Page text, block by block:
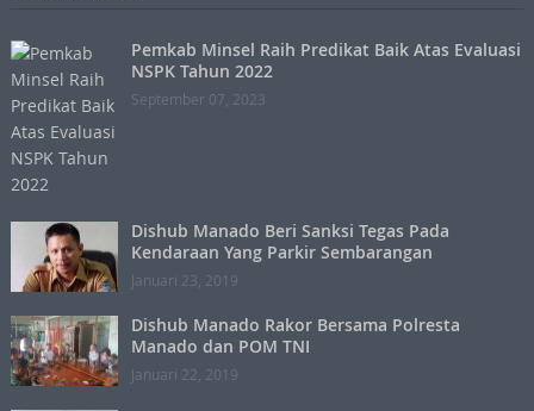
Pemkab Minsel Raih Predikat Baik Atas Evaluasi
NSPK Tahun 2022
September 07, 2023
Dishub Manado Beri Sanksi Tegas Pada
Kendaraan Yang Parkir Sembarangan
Januari 23, 2019
Dishub Manado Rakor Bersama Polresta
Manado dan POM TNI
Januari 22, 2019